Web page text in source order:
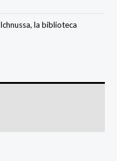
Ichnussa, la biblioteca